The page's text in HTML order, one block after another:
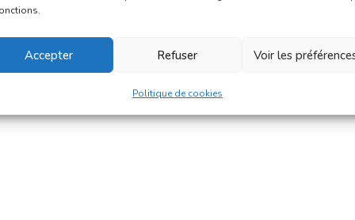
Accepter Refuser Voir les
Politique de cookies